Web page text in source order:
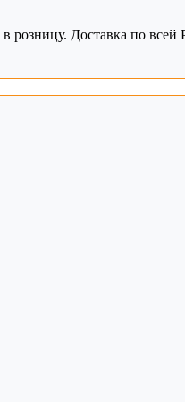
розницу. Доставка по всей